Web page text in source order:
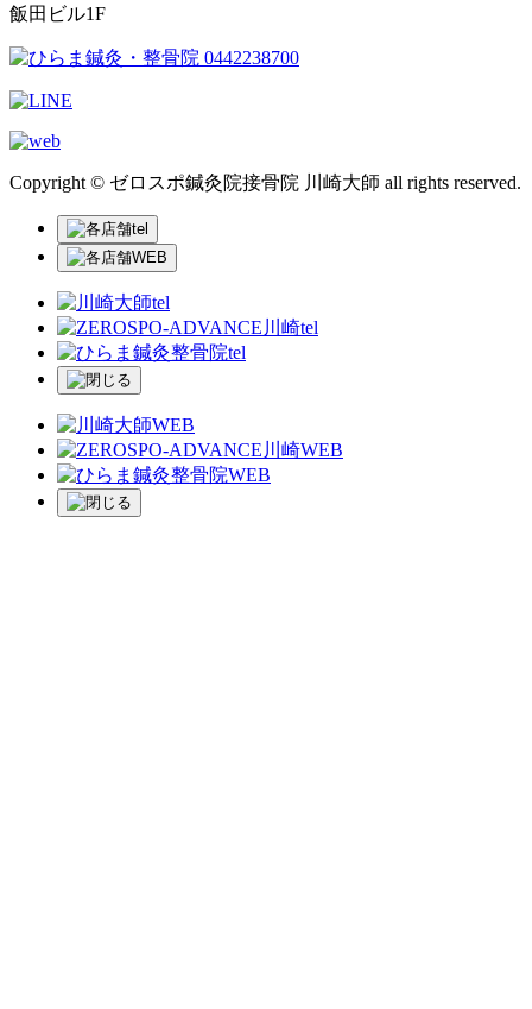
飯田ビル1F
Copyright © ゼロスポ鍼灸院接骨院 川崎大師 all rights reserved.